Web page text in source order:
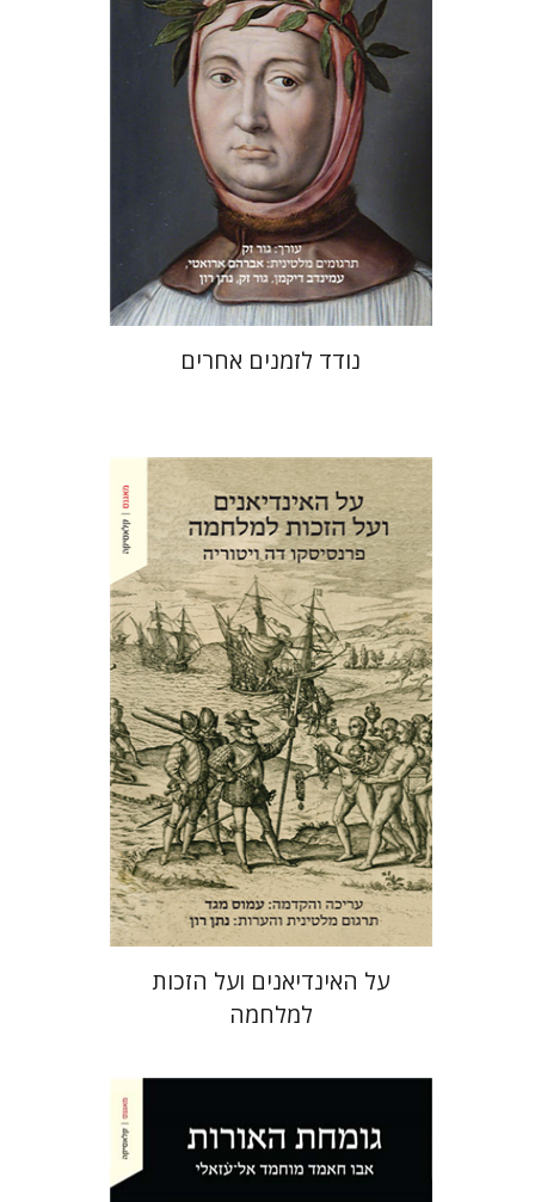
עכשיו בהנחה
$42
$31
נודד לזמנים אחרים
פרנסיסקו דה ויטוריה
עמוס מגד
נתן רון
הנחת אתר ספר מודפס
$30
$27
על האינדיאנים ועל הזכות
למלחמה
אבו חאמד מוחמד אל־עׂזאלי
אבי אלקיים